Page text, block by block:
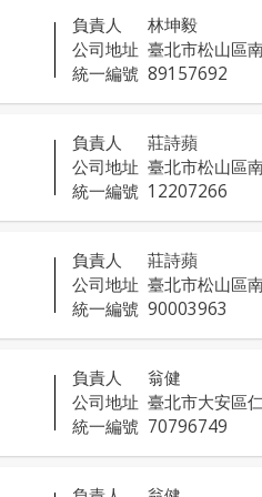
負責人
林坤毅
公司地址 臺北市松山區
統一編號 89157692
負責人
莊詩蘋
公司地址 臺北市松山區
統一編號 12207266
負責人
莊詩蘋
公司地址 臺北市松山區
統一編號 90003963
負責人
翁健
公司地址 臺北市大安區
統一編號 70796749